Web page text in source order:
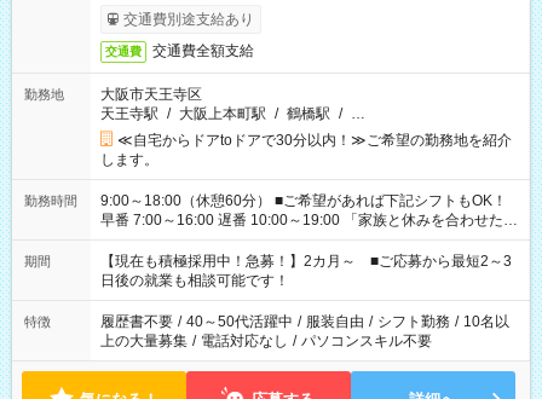
交通費別途支給あり
交通費 交通費全額支給
勤務地
大阪市天王寺区
天王寺駅 / 大阪上本町駅 / 鶴橋駅 / …
≪自宅からドアtoドアで30分以内！≫ご希望の勤務地を紹介
します。
勤務時間
9:00～18:00（休憩60分） ■ご希望があれば下記シフトもOK！
早番 7:00～16:00 遅番 10:00～19:00 「家族と休みを合わせた
い」 「余裕を持って夕飯の準備がしたい」 「できれば残業はし
たくない」 など、ご希望を教えてくださいね。 ※Wワーク希望
の方へ 今ご覧のお仕事で希望する勤務時間と、もう1つのお仕事
の勤務時間。 合計で週40時間を超える場合は応募できません。
期間
【現在も積極採用中！急募！】2カ月～ ■ご応募から最短2～3
日後の就業も相談可能です！
特徴 履歴書不要 / 40～50代活躍中 / 服装自由 / シフト勤務 / 10名以
上の大量募集 / 電話対応なし / パソコンスキル不要